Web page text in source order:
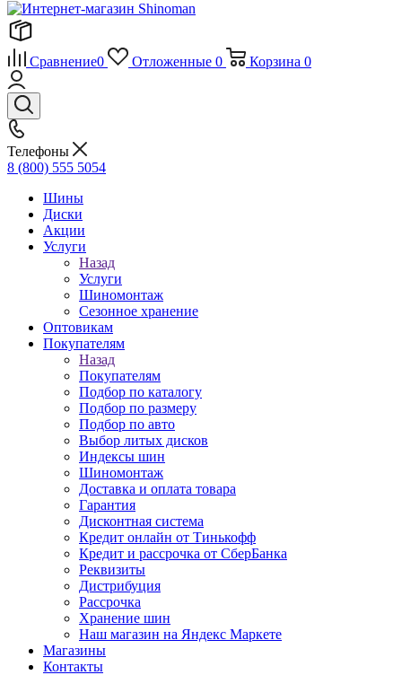
Сравнение0 Отложенные 0 Корзина 0
Телефоны
8 (800) 555 5054
Шины
Диски
Акции
Услуги
Назад
Услуги
Шиномонтаж
Сезонное хранение
Оптовикам
Покупателям
Назад
Покупателям
Подбор по каталогу
Подбор по размеру
Подбор по авто
Выбор литых дисков
Индексы шин
Шиномонтаж
Доставка и оплата товара
Гарантия
Дисконтная система
Кредит онлайн от Тинькофф
Кредит и рассрочка от СберБанка
Реквизиты
Дистрибуция
Рассрочка
Хранение шин
Наш магазин на Яндекс Маркете
Магазины
Контакты